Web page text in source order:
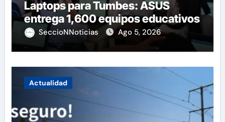
Laptops para Tumbes: ASUS
entrega 1,600 equipos educativos
SeccioNNoticias Ago 5, 2026
Actualidad